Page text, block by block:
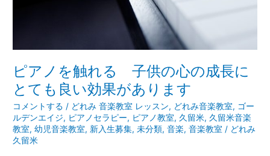
ピアノを触れる 子供の心の成長に
とても良い効果があります
コメントする / どれみ 音楽教室 レッスン, どれみ音楽教室, ゴー
ルデンエイジ, ピアノセラピー, ピアノ教室, 久留米, 久留米音楽
教室,幼児音楽教室, 新入生募集,未分類,音楽,音楽教室 / どれみ
久留米
の
長
に
と
て
も
良